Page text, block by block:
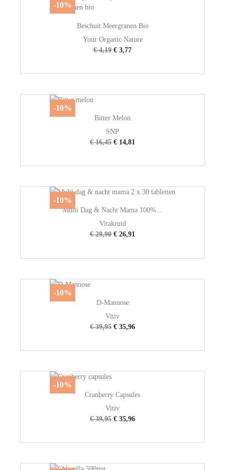
Beschuit Meergranen Bio
Your Organic Nature
€ 4,19 € 3,77
-10%
Bitter Melon
SNP
€ 16,45 € 14,81
-10%
Multi Dag & Nacht Mama 100%...
Vitakruid
€ 29,90 € 26,91
-10%
D-Mannose
Vitiv
€ 39,95 € 35,96
-10%
Cranberry Capsules
Vitiv
€ 39,95 € 35,96
-10%